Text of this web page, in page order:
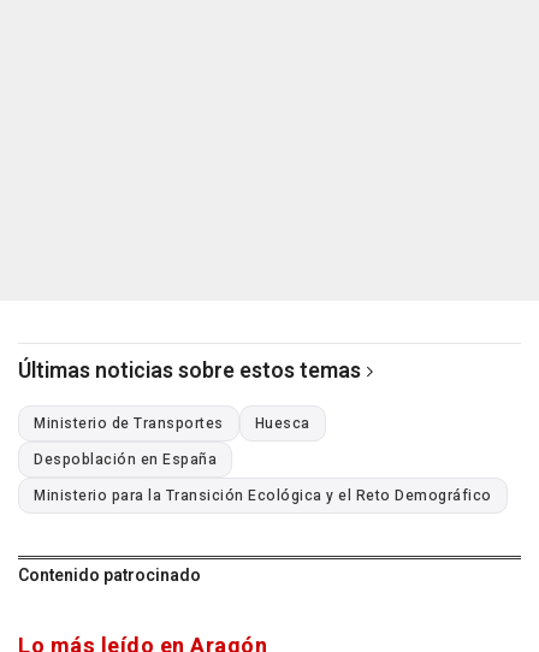
Últimas noticias sobre estos temas
Ministerio de Transportes
Huesca
Despoblación en España
Ministerio para la Transición Ecológica y el Reto Demográfico
Contenido patrocinado